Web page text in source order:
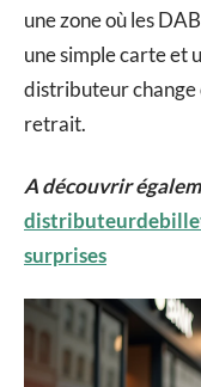
une zone où les
une simple carte et
distributeur change
retrait.
A découvrir
surprises